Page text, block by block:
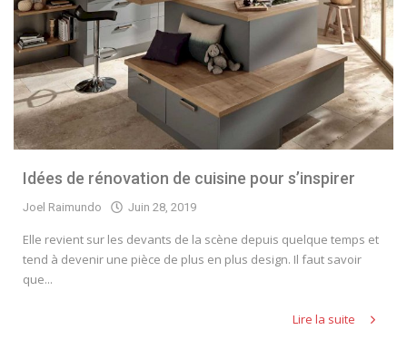
Idées de rénovation de cuisine pour s’inspirer
Joel Raimundo Juin 28, 2019
Elle revient sur les devants de la scène depuis quelque temps et
tend à devenir une pièce de plus en plus design. Il faut savoir
que...
Lire la suite